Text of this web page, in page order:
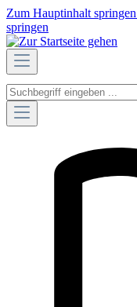
Zum Hauptinhalt springen
springen